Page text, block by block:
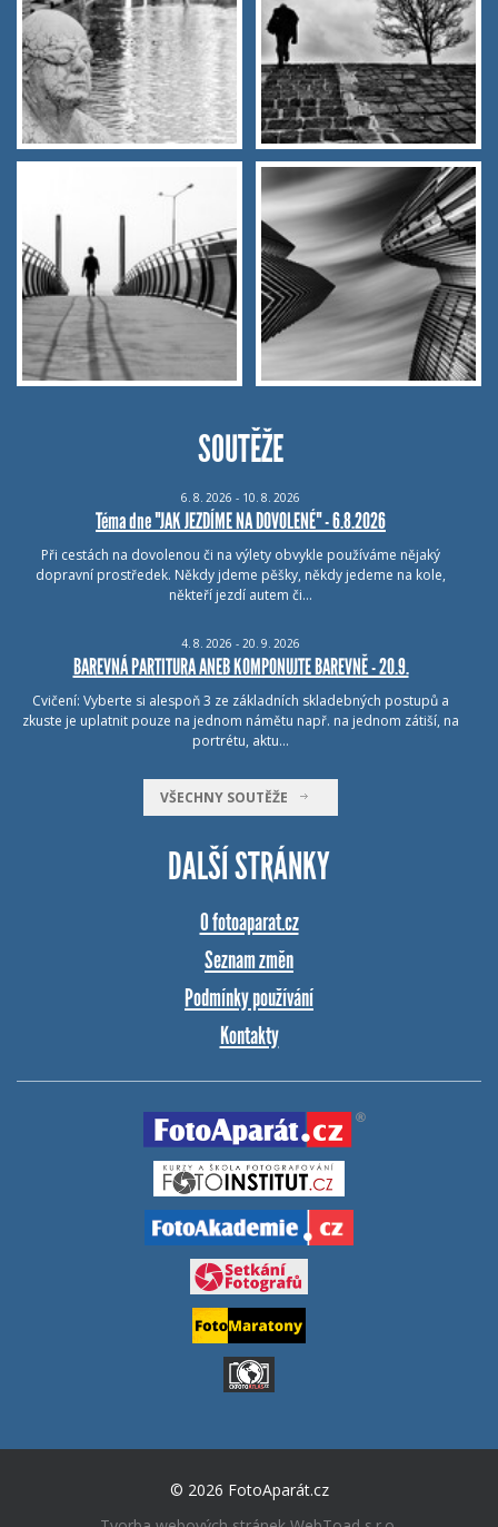
SOUTĚŽE
6. 8. 2026 - 10. 8. 2026
Téma dne "JAK JEZDÍME NA DOVOLENÉ" - 6.8.2026
Při cestách na dovolenou či na výlety obvykle používáme nějaký
dopravní prostředek. Někdy jdeme pěšky, někdy jedeme na kole,
někteří jezdí autem či…
4. 8. 2026 - 20. 9. 2026
BAREVNÁ PARTITURA ANEB KOMPONUJTE BAREVNĚ - 20.9.
Cvičení: Vyberte si alespoň 3 ze základních skladebných postupů a
zkuste je uplatnit pouze na jednom námětu např. na jednom zátiší, na
portrétu, aktu…
VŠECHNY SOUTĚŽE
DALŠÍ STRÁNKY
O fotoaparat.cz
Seznam změn
Podmínky používání
Kontakty
© 2026 FotoAparát.cz